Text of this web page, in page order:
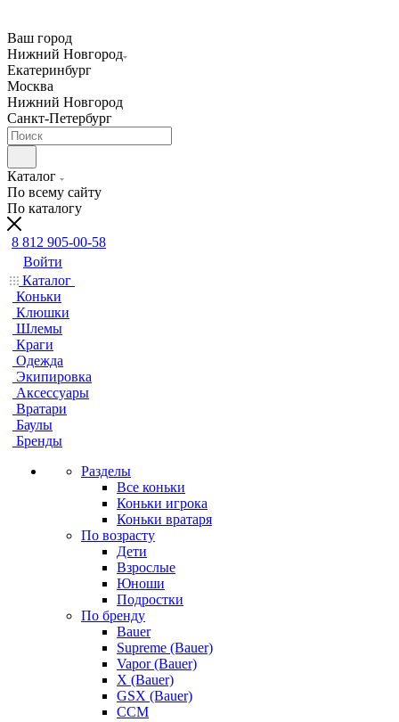
Ваш город
Нижний Новгород
Екатеринбург
Москва
Нижний Новгород
Санкт-Петербург
Каталог
По всему сайту
По каталогу
8 812 905-00-58
Войти
Каталог
Коньки
Клюшки
Шлемы
Краги
Одежда
Экипировка
Аксессуары
Вратари
Баулы
Бренды
Разделы
Все коньки
Коньки игрока
Коньки вратаря
По возрасту
Дети
Взрослые
Юноши
Подростки
По бренду
Bauer
Supreme (Bauer)
Vapor (Bauer)
X (Bauer)
GSX (Bauer)
CCM